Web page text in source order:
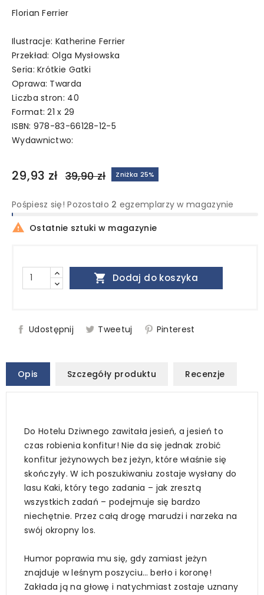
Florian Ferrier
Ilustracje: Katherine Ferrier
Przekład: Olga Mysłowska
Seria: Krótkie Gatki
Oprawa: Twarda
Liczba stron: 40
Format: 21 x 29
ISBN: 978-83-66128-12-5
Wydawnictwo:
29,93 zł 39,90 zł Zniżka 25%
Pośpiesz się! Pozostało 2 egzemplarzy w magazynie
 Ostatnie sztuki w magazynie
 Dodaj do koszyka
Udostępnij Tweetuj Pinterest
Opis Szczegóły produktu Recenzje
Do Hotelu Dziwnego zawitała jesień, a jesień to
czas robienia konfitur! Nie da się jednak zrobić
konfitur jeżynowych bez jeżyn, które właśnie się
skończyły. W ich poszukiwaniu zostaje wysłany do
lasu Kaki, który tego zadania – jak zresztą
wszystkich zadań – podejmuje się bardzo
niechętnie. Przez całą drogę marudzi i narzeka na
swój okropny los.
Humor poprawia mu się, gdy zamiast jeżyn
znajduje w leśnym poszyciu… berło i koronę!
Zakłada ją na głowę i natychmiast zostaje uznany